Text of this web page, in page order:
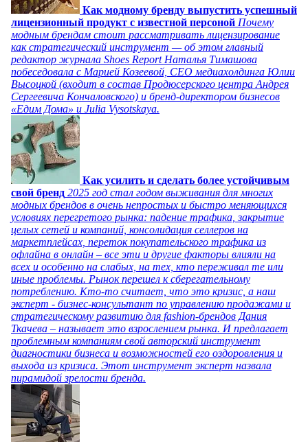
Как модному бренду выпустить успешный
лицензионный продукт с известной персоной Почему
модным брендам стоит рассматривать лицензирование
как стратегический инструмент — об этом главный
редактор журнала Shoes Report Наталья Тимашова
побеседовала с Марией Козеевой, СЕО медиахолдинга Юлии
Высоцкой (входит в состав Продюсерского центра Андрея
Сергеевича Кончаловского) и бренд-директором бизнесов
«Едим Дома» и Julia Vysotskaya.
Как усилить и сделать более устойчивым
свой бренд 2025 год стал годом выживания для многих
модных брендов в очень непростых и быстро меняющихся
условиях перегретого рынка: падение трафика, закрытие
целых сетей и компаний, консолидация селлеров на
маркетплейсах, переток покупательского трафика из
офлайна в онлайн – все эти и другие факторы влияли на
всех и особенно на слабых, на тех, кто переживал те или
иные проблемы. Рынок перешел к сберегательному
потреблению. Кто-то считает, что это кризис, а наш
эксперт - бизнес-консультант по управлению продажами и
стратегическому развитию для fashion-брендов Дания
Ткачева – называет это взрослением рынка. И предлагает
проблемным компаниям свой авторский инструмент
диагностики бизнеса и возможностей его оздоровления и
выхода из кризиса. Этот инструмент эксперт назвала
пирамидой зрелости бренда.